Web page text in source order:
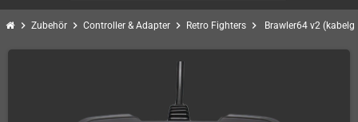
chevron_right Zubehör chevron_right Controller & Adapter chevron_right Retro Fighters chevron_right Brawler64 v2